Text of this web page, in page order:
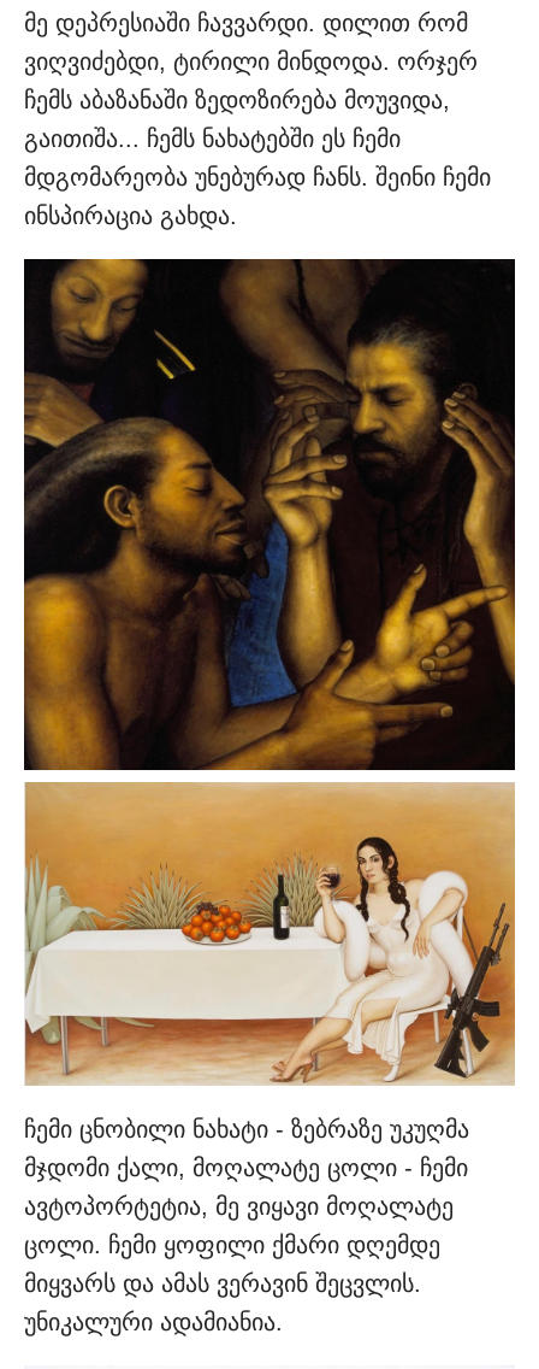
მე დეპრესიაში ჩავვარდი. დილით რომ
ვიღვიძებდი, ტირილი მინდოდა. ორჯერ
ჩემს აბაზანაში ზედოზირება მოუვიდა,
გაითიშა... ჩემს ნახატებში ეს ჩემი
მდგომარეობა უნებურად ჩანს. შეინი ჩემი
ინსპირაცია გახდა.
ჩემი ცნობილი ნახატი - ზებრაზე უკუღმა
მჯდომი ქალი, მოღალატე ცოლი - ჩემი
ავტოპორტეტია, მე ვიყავი მოღალატე
ცოლი. ჩემი ყოფილი ქმარი დღემდე
მიყვარს და ამას ვერავინ შეცვლის.
უნიკალური ადამიანია.